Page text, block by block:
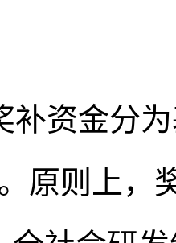
补资金分
原则上，